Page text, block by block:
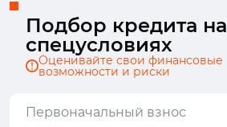
Подбор кредита на
спецусловиях
Оценивайте свои финансовые
возможности и риски
Первоначальный взнос